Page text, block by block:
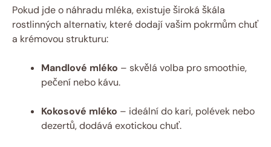
Pokud jde o náhradu mléka, existuje široká škála
rostlinných alternativ, které dodají vašim pokrmům chuť
a krémovou strukturu:
Mandlové mléko – skvělá volba pro smoothie,
pečení nebo kávu.
Kokosové mléko – ideální do kari, polévek nebo
dezertů, dodává exotickou chuť.